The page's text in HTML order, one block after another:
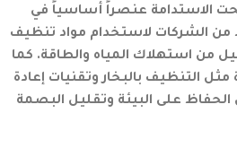
الاستدامة عنصراً أساسياً في
من الشركات لاستخدام مواد تنظيف
من استهلاك المياه والطاقة. كما
التنظيف بالبخار وتقنيات إعادة
الحفاظ على البيئة وتقليل البصمة